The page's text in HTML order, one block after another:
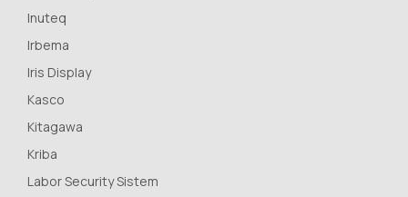
Inuteq
Irbema
Iris Display
Kasco
Kitagawa
Kriba
Labor Security Sistem